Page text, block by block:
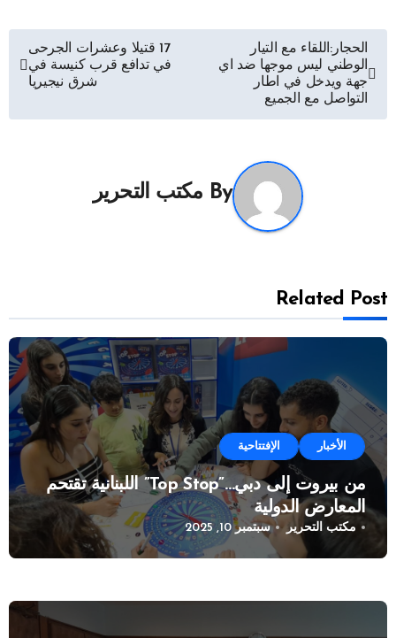
تصفّح
المقالات
الحجار:اللقاء مع التيار
الوطني ليس موجها ضد اي
جهة ويدخل في اطار
التواصل مع الجميع
17 قتيلا وعشرات الجرحى
في تدافع قرب كنيسة في
شرق نيجيريا
By مكتب التحرير
Related Post
الأخبار الإفتتاحية
من بيروت إلى دبي…”Top Stop” اللبنانية تقتحم
المعارض الدولية
مكتب التحرير سبتمبر 10, 2025